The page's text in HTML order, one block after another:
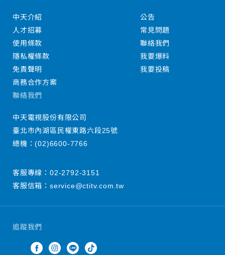
追蹤我們
中天介紹
人才招募
使用條款
隱私權條款
免責聲明
商務合作方案
公告
常見問題
聯絡我們
我要爆料
我要投稿
聯絡我們
中天電視股份有限公司
臺北市內湖區民權東路六段25號
總機：(02)6600-7766
客服專線： 02-2792-3151
客服信箱： service@ctitv.com.tw